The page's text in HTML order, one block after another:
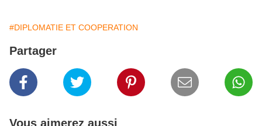
#DIPLOMATIE ET COOPERATION
Partager
Vous aimerez aussi